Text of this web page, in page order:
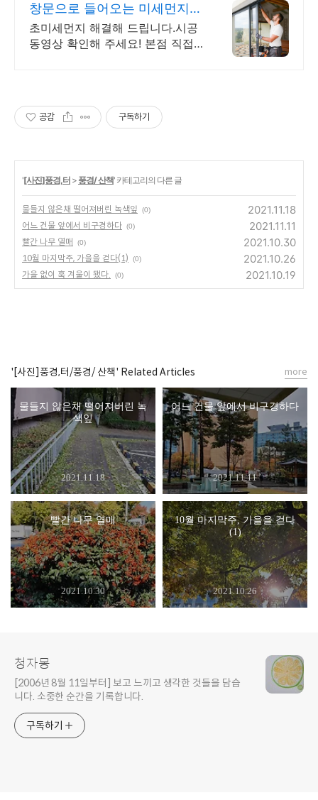
창문으로 들어오는 미세먼지
외풍 차단 시공 전문 홈앤홈
초미세먼지 해결해 드립니다.시공
동영상 확인해 주세요! 본점 직접
공감 구독하기
'[사진]풍경,터 > 풍경/ 산책' 카테고리의 다른 글
물들지 않은채 떨어져버린 녹색잎 (0) 2021.11.18
어느 건물 앞에서 비구경하다 (0) 2021.11.11
빨간 나무 열매 (0) 2021.10.30
10월 마지막주, 가을을 걷다(1) (0) 2021.10.26
가을 없이 훅 겨울이 됐다. (0) 2021.10.19
'[사진]풍경,터/풍경/ 산책' Related Articles
물들지 않은채 떨어져버린 녹
색잎
2021.11.18
어느 건물 앞에서 비구경하다
2021.11.11
빨간 나무 열매
2021.10.30
10월 마지막주, 가을을 걷다
(1)
2021.10.26
more
청자몽
[2006년 8월 11일부터] 보고 느끼고 생각한 것들을 담습
니다. 소중한 순간을 기록합니다.
구독하기